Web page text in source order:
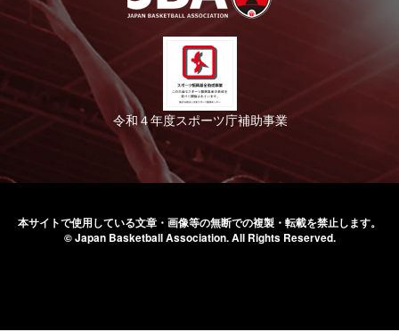
令和４年度スポーツ庁補助事業
本サイトで使用している文章・画像等の無断での複製・転載を禁止します。
© Japan Basketball Association.All Rights Reserved.